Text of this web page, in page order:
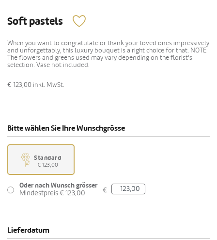
Soft pastels
When you want to congratulate or thank your loved ones impressively
and unforgettably, this luxury bouquet is a right choice for that. NOTE
The flowers and greens used may vary depending on the florist's
selection. Vase not included.
€ 123,00 inkl. MwSt.
Bitte wählen Sie Ihre Wunschgrösse
Standard
€ 123,00
Oder nach Wunsch grösser
Mindestpreis € 123,00
€
Lieferdatum